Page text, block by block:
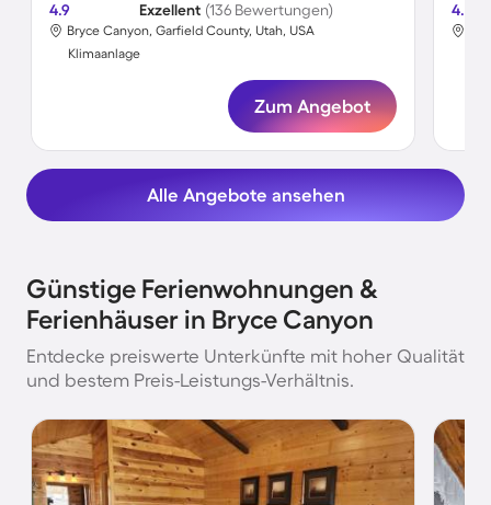
4.9 Exzellent (136 Bewertungen)
Bryce Canyon, Garfield County, Utah, USA
Klimaanlage
Zum Angebot
4.4
Alle Angebote ansehen
Günstige Ferienwohnungen &
Ferienhäuser in Bryce Canyon
Entdecke preiswerte Unterkünfte mit hoher Qualität
und bestem Preis-Leistungs-Verhältnis.